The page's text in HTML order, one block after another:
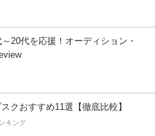
20代を応援！オーディション・
クおすすめ11選【徹底比較】
キング